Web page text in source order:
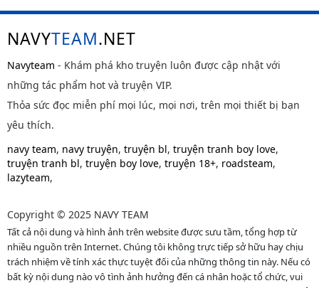
NAVYTEAM.NET
Navyteam - Khám phá kho truyện luôn được cập nhật với
những tác phẩm hot và truyện VIP.
Thỏa sức đọc miễn phí mọi lúc, mọi nơi, trên mọi thiết bị bạn
yêu thích.
navy team, navy truyện, truyện bl, truyện tranh boy love,
truyện tranh bl, truyện boy love, truyện 18+, roadsteam,
lazyteam,
Copyright © 2025 NAVY TEAM
Tất cả nội dung và hình ảnh trên website được sưu tầm, tổng hợp từ
nhiều nguồn trên Internet. Chúng tôi không trực tiếp sở hữu hay chịu
trách nhiệm về tính xác thực tuyệt đối của những thông tin này. Nếu có
bất kỳ nội dung nào vô tình ảnh hưởng đến cá nhân hoặc tổ chức, vui